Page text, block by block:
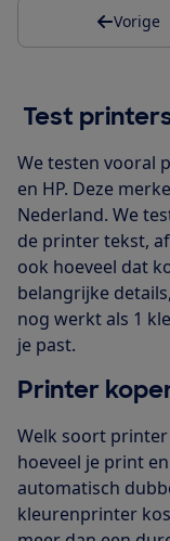
Vorige
Test
We testen vooral
en HP. Deze
Nederland. We
de printer tekst,
ook hoeveel dat
belangrijke
nog werkt als 1
je past.
Printer
Welk soort
hoeveel je print
automatisch
kleurenprinter